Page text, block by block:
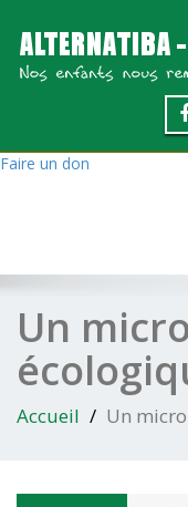
Faire un don
Un
Accueil Un